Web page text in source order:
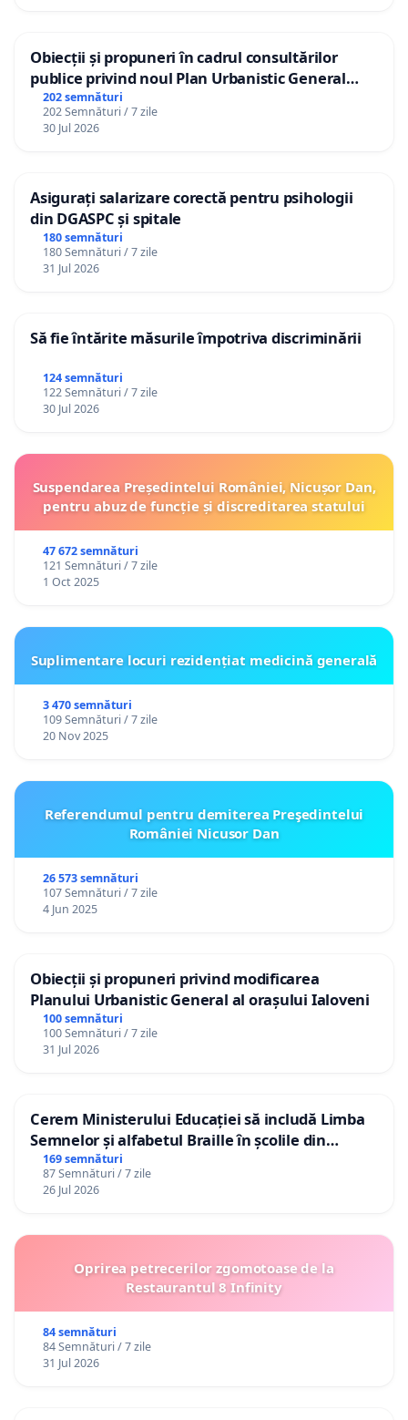
Obiecții și propuneri în cadrul consultărilor
publice privind noul Plan Urbanistic General
(PUG) Ialoveni
202 semnături
202 Semnături / 7 zile
30 Jul 2026
Asigurați salarizare corectă pentru psihologii
din DGASPC și spitale
180 semnături
180 Semnături / 7 zile
31 Jul 2026
Să fie întărite măsurile împotriva discriminării
124 semnături
122 Semnături / 7 zile
30 Jul 2026
Suspendarea Președintelui României, Nicușor Dan,
pentru abuz de funcție și discreditarea statului
47 672 semnături
121 Semnături / 7 zile
1 Oct 2025
Suplimentare locuri rezidențiat medicină generală
3 470 semnături
109 Semnături / 7 zile
20 Nov 2025
Referendumul pentru demiterea Preşedintelui
României Nicusor Dan
26 573 semnături
107 Semnături / 7 zile
4 Jun 2025
Obiecții și propuneri privind modificarea
Planului Urbanistic General al orașului Ialoveni
100 semnături
100 Semnături / 7 zile
31 Jul 2026
Cerem Ministerului Educației să includă Limba
Semnelor și alfabetul Braille în școlile din
Republica Moldova!
169 semnături
87 Semnături / 7 zile
26 Jul 2026
Oprirea petrecerilor zgomotoase de la
Restaurantul 8 Infinity
84 semnături
84 Semnături / 7 zile
31 Jul 2026